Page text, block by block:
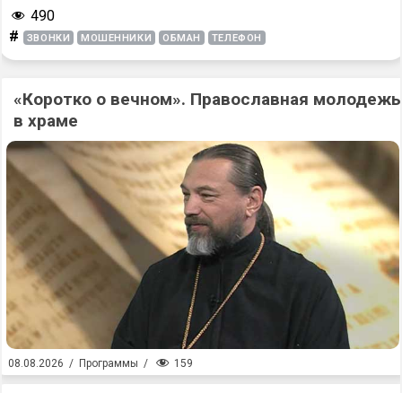
490
# ЗВОНКИ МОШЕННИКИ ОБМАН ТЕЛЕФОН
«Коротко о вечном». Православная молодежь
в храме
08.08.2026 / Программы / 159